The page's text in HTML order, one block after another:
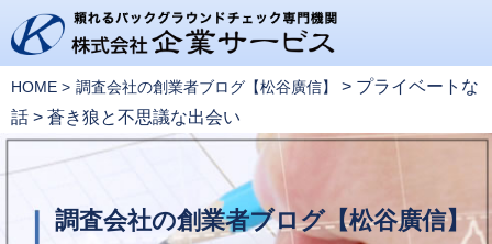
HOME 調査会社の創業者ブログ【松谷廣信】 > プライベートな
話 > 蒼き狼と不思議な出会い
調査会社の創業者ブログ【松谷廣信】